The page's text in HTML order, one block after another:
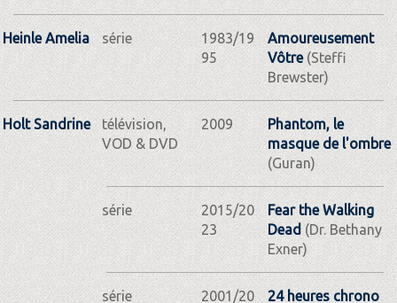
Heinle Amelia série
1983/19
95
Amoureusement
Vôtre(Steffi
Brewster)
Holt Sandrine
télévision,
VOD & DVD
2009
Phantom, le
masque de l'ombre
(Guran)
série
2015/20
23
Fear the Walking
Dead(Dr. Bethany
Exner)
série
2001/20
24 heures chrono